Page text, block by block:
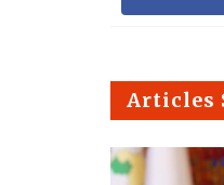
Articles